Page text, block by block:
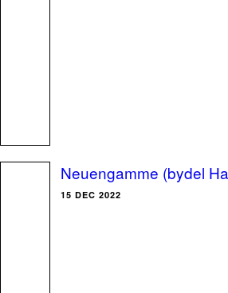
Neuengamme (bydel
15 DEC 2022